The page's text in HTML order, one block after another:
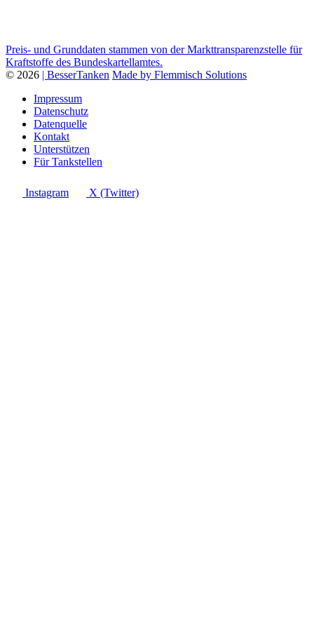
Preis- und Grunddaten stammen von der Markttransparenzstelle für
Kraftstoffe des Bundeskartellamtes.
© 2026 | BesserTanken Made by Flemmisch Solutions
Impressum
Datenschutz
Datenquelle
Kontakt
Unterstützen
Für Tankstellen
Instagram X (Twitter)